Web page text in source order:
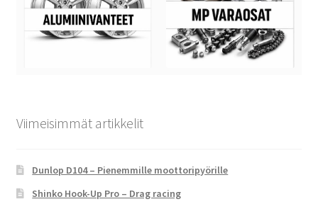
Viimeisimmät artikkelit
Dunlop D104 – Pienemmille moottoripyörille
Shinko Hook-Up Pro – Drag racing